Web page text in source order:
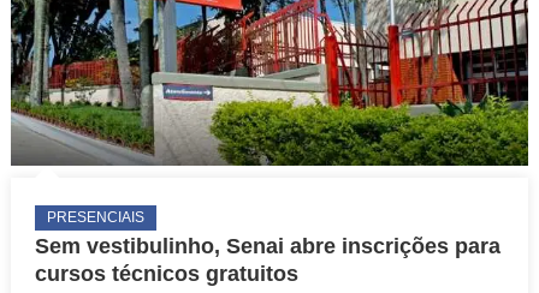
PRESENCIAIS
Sem vestibulinho, Senai abre inscrições para
cursos técnicos gratuitos